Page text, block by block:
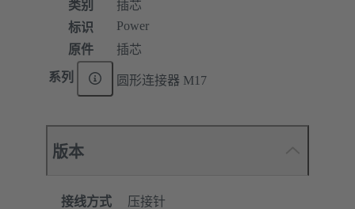
类别
插芯
标识
Power
原件
插芯
系列 圆形连接器 M17
版本
接线方式
压接针